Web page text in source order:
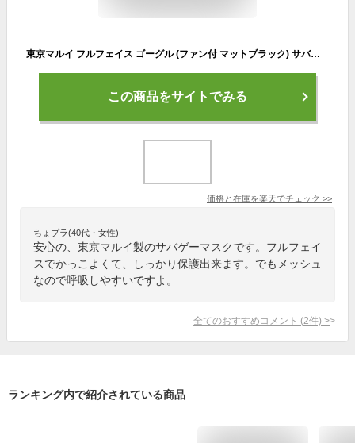
東京マルイ フルフェイス ゴーグル (ファン付 マットブラック) サバゲー 装備 /装備 サバゲー
この商品をサイトでみる
価格と在庫を楽天でチェック >>
ちょプラ(40代・女性)
安心の、東京マルイ製のサバゲーマスクです。フルフェイ
スでかっこよくて、しっかり保護出来ます。でもメッシュ
なので呼吸しやすいですよ。
全てのおすすめコメント (2件) >
ランキング内で紹介されている商品